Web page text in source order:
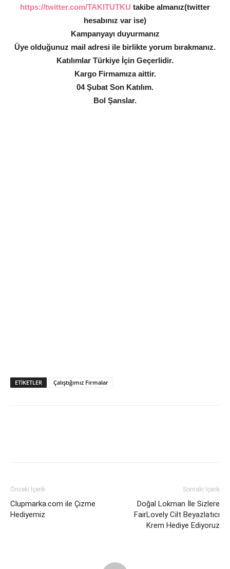
https://twitter.com/TAKITUTKU takibe almanız(twitter
hesabınız var ise)
Kampanyayı duyurmanız
Üye olduğunuz mail adresi ile birlikte yorum bırakmanız.
Katılımlar Türkiye İçin Geçerlidir.
Kargo Firmamıza aittir.
04 Şubat Son Katılım.
Bol Şanslar.
ETIKETLER Çalıştığımız Firmalar
Önceki İçerik
Clupmarka.com ile Çizme
Hediyemiz
Sonraki İçerik
Doğal Lokman İle Sizlere
FairLovely Cilt Beyazlatıcı
Krem Hediye Ediyoruz